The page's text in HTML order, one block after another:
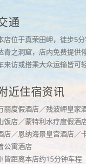
通
店位于真荣田岬，徒步5
青之洞窟，店内免费提供
来访或搭乘大众运输皆可
近住宿资讯
丽度假酒店／残波岬皇家
饭店／蒙特利水疗度假酒
店／恩纳海景皇宫酒店／
公寓酒店
皆距离本店约15分钟车程